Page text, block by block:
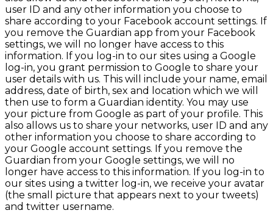
user ID and any other information you choose to
share according to your Facebook account settings. If
you remove the Guardian app from your Facebook
settings, we will no longer have access to this
information. If you log-in to our sites using a Google
log-in, you grant permission to Google to share your
user details with us. This will include your name, email
address, date of birth, sex and location which we will
then use to form a Guardian identity. You may use
your picture from Google as part of your profile. This
also allows us to share your networks, user ID and any
other information you choose to share according to
your Google account settings. If you remove the
Guardian from your Google settings, we will no
longer have access to this information. If you log-in to
our sites using a twitter log-in, we receive your avatar
(the small picture that appears next to your tweets)
and twitter username.